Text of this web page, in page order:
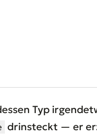
Typ
drinsteckt — er